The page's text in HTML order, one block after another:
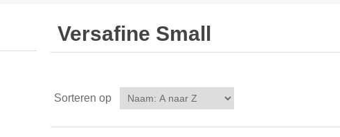
Versafine Small
Sorteren op